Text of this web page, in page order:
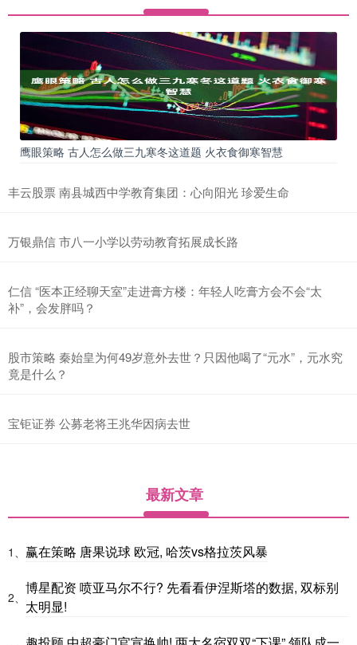
鹰眼策略 古人怎么做三九寒冬这道题 火衣食御寒智慧
丰云股票 南县城西中学教育集团：心向阳光 珍爱生命
万银鼎信 市八一小学以劳动教育拓展成长路
仁信 “医本正经聊天室”走进膏方楼：年轻人吃膏方会不会“太
补”，会发胖吗？
股市策略 秦始皇为何49岁意外去世？只因他喝了“元水”，元水究
竟是什么？
宝钜证券 公募老将王兆华因病去世
最新文章
1、 赢在策略 唐果说球 欧冠, 哈茨vs格拉茨风暴
2、
博星配资 喷亚马尔不行? 先看看伊涅斯塔的数据, 双标别
太明显!